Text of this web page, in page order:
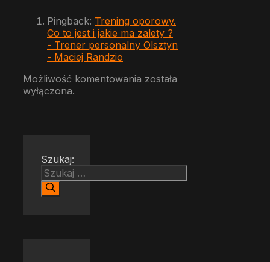
Pingback: Trening oporowy.
Co to jest i jakie ma zalety ?
- Trener personalny Olsztyn
- Maciej Randzio
Możliwość komentowania została
wyłączona.
Szukaj: